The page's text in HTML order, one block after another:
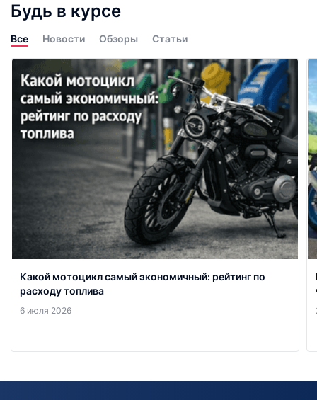
Будь в курсе
Все Новости Обзоры Статьи
Какой мотоцикл самый экономичный: рейтинг по
расходу топлива
6 июля 2026